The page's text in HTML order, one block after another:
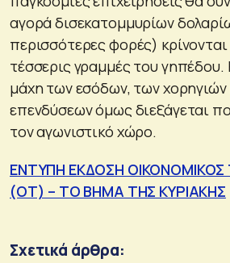
αγορά δισεκατομμυρίων
περισσότερες φορές)
τέσσερις γραμμές του
μάχη των εσόδων, των χορηγιών
επενδύσεων όμως διεξάγεται
τον αγωνιστικό χώρο.
ΕΝΤΥΠΗ ΕΚΔΟΣΗ
(ΟΤ) – ΤΟ ΒΗΜΑ ΤΗΣ ΚΥΡΙΑΚΗΣ
Σχετικά άρθρα: